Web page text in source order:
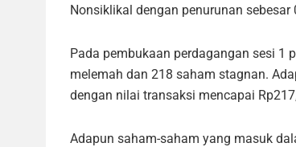
Nonsiklikal dengan penurunan sebesar
Pada pembukaan perdagangan sesi 1
melemah dan 218 saham stagnan.
dengan nilai transaksi mencapai
Adapun saham-saham yang masuk